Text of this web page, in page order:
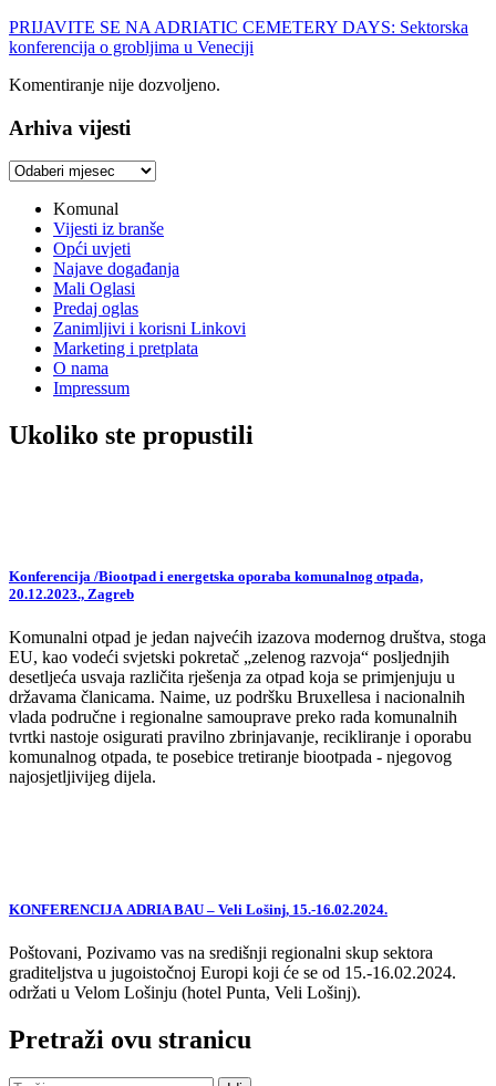
PRIJAVITE SE NA ADRIATIC CEMETERY DAYS: Sektorska
konferencija o grobljima u Veneciji
Komentiranje nije dozvoljeno.
Arhiva vijesti
Arhiva
Komunal
Vijesti iz branše
Opći uvjeti
Najave događanja
Mali Oglasi
Predaj oglas
Zanimljivi i korisni Linkovi
Marketing i pretplata
O nama
Impressum
Ukoliko ste propustili
Konferencija /Biootpad i energetska oporaba komunalnog otpada,
20.12.2023., Zagreb
Komunalni otpad je jedan najvećih izazova modernog društva, stoga
EU, kao vodeći svjetski pokretač „zelenog razvoja“ posljednjih
desetljeća usvaja različita rješenja za otpad koja se primjenjuju u
državama članicama. Naime, uz podršku Bruxellesa i nacionalnih
vlada područne i regionalne samouprave preko rada komunalnih
tvrtki nastoje osigurati pravilno zbrinjavanje, recikliranje i oporabu
komunalnog otpada, te posebice tretiranje biootpada - njegovog
najosjetljivijeg dijela.
KONFERENCIJA ADRIA BAU – Veli Lošinj, 15.-16.02.2024.
Poštovani, Pozivamo vas na središnji regionalni skup sektora
graditeljstva u jugoistočnoj Europi koji će se od 15.-16.02.2024.
održati u Velom Lošinju (hotel Punta, Veli Lošinj).
Pretraži ovu stranicu